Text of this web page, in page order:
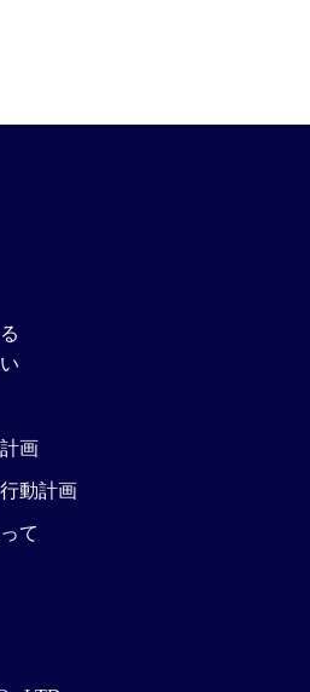
画
動計画
て